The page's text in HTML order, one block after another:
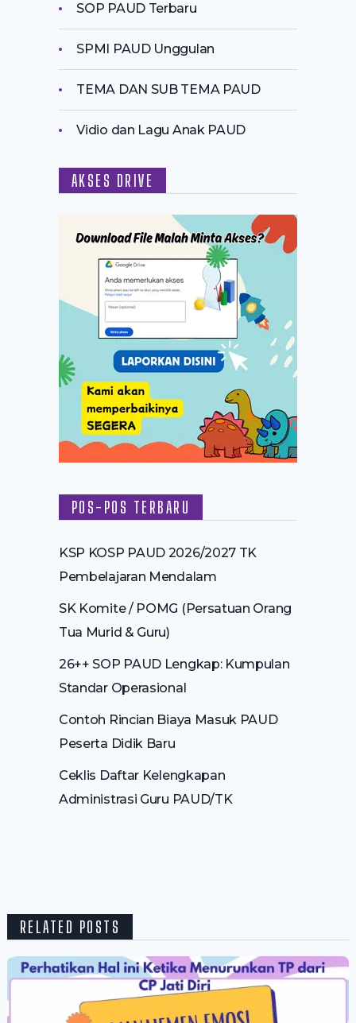
SOP PAUD Terbaru
SPMI PAUD Unggulan
TEMA DAN SUB TEMA PAUD
Vidio dan Lagu Anak PAUD
AKSES DRIVE
POS-POS TERBARU
KSP KOSP PAUD 2026/2027 TK
Pembelajaran Mendalam
SK Komite / POMG (Persatuan Orang
Tua Murid & Guru)
26++ SOP PAUD Lengkap: Kumpulan
Standar Operasional
Contoh Rincian Biaya Masuk PAUD
Peserta Didik Baru
Ceklis Daftar Kelengkapan
Administrasi Guru PAUD/TK
RELATED POSTS